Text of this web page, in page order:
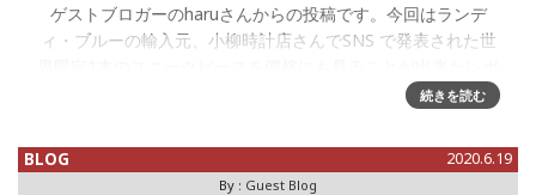
ゲストブロガーのharuさんからの投稿です。今回はランデ
ィ・ブルーの輸入元、小柳時計店さんでSNS で発表された世
ートです！ Lundis Bleus(ランディ・ブルー)は、 Joh
続きを読む
BLOG 2020.6.19
By : Guest Blog